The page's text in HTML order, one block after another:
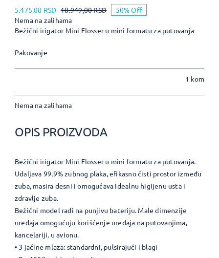
10.949,00RSD
5.475,00 RSD
50% Off
Nema na zalihama
Bežični irigator Mini Flosser u mini formatu za putovanja
Pakovanje
1 kom
Nema na zalihama
OPIS PROIZVODA
Bežični irigator Mini Flosser u mini formatu za putovanja.
Udaljava 99,9% zubnog plaka, efikasno čisti prostor između
zuba, masira desni i omogućava idealnu higijenu usta i
zdravlje zuba.
Bežični model radi na punjivu bateriju. Male dimenzije
uređaja omogućuju korišćenje uređaja na putovanjima,
kancelariji, u avionu.
• 3 jačine mlaza: standardni, pulsirajući i blagi